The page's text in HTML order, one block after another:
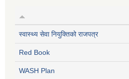
स्वास्थ्य सेवा नियुक्तिको राजपत्र
Red Book
WASH Plan